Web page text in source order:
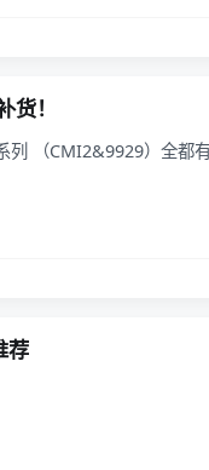
！
列 （CMI2&9929）全都
荐